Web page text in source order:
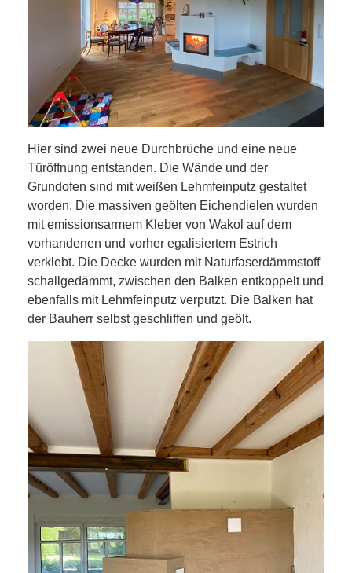
Hier sind zwei neue Durchbrüche und eine neue
Türöffnung entstanden. Die Wände und der
Grundofen sind mit weißen Lehmfeinputz gestaltet
worden. Die massiven geölten Eichendielen wurden
mit emissionsarmem Kleber von Wakol auf dem
vorhandenen und vorher egalisiertem Estrich
verklebt. Die Decke wurden mit Naturfaserdämmstoff
schallgedämmt, zwischen den Balken entkoppelt und
ebenfalls mit Lehmfeinputz verputzt. Die Balken hat
der Bauherr selbst geschliffen und geölt.